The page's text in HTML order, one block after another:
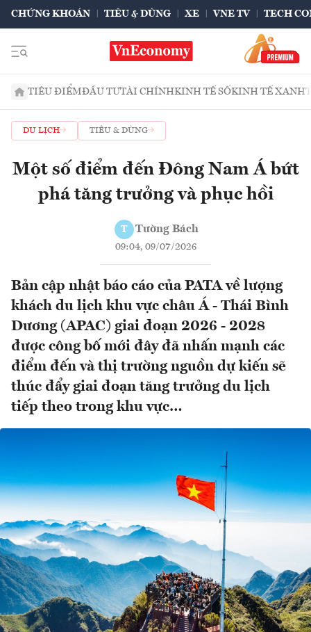
CHỨNG KHOÁN TIÊU & DÙNG XE VNE TV TECH
TIÊU ĐIỂMĐẦU TƯTÀI CHÍNHKINH TẾ SỐKINH TẾ XANH
DU LỊCH TIÊU & DÙNG
Một số điểm đến Đông Nam Á bứt
phá tăng trưởng và phục hồi
T Tường Bách
09:04, 09/07/2026
Bản cập nhật báo cáo của PATA về lượng
khách du lịch khu vực châu Á - Thái Bình
Dương (APAC) giai đoạn 2026 - 2028
được công bố mới đây đã nhấn mạnh các
điểm đến và thị trường nguồn dự kiến sẽ
thúc đẩy giai đoạn tăng trưởng du lịch
tiếp theo trong khu vực…